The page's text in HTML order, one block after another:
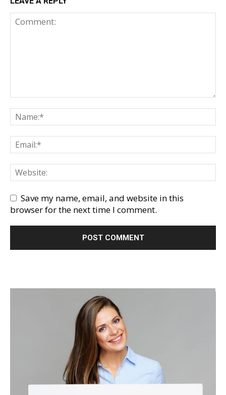
Save my name, email, and website in this
browser for the next time I comment.